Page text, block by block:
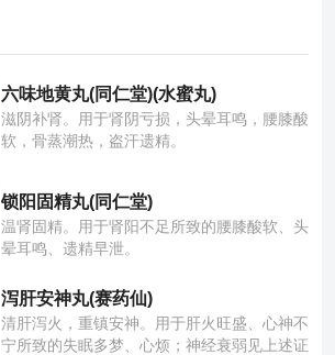
六味地黄丸(同仁堂)(水蜜丸)
滋阴补肾。用于肾阴亏损，头晕耳鸣，腰膝酸
软，骨蒸潮热，盗汗遗精。
锁阳固精丸(同仁堂)
温肾固精。用于肾阳不足所致的腰膝酸软、头
晕耳鸣、遗精早泄。
泻肝安神丸(赛药仙)
清肝泻火，重镇安神。用于肝火旺盛、心神不
宁所致的失眠多梦、心烦；神经衰弱见上述证